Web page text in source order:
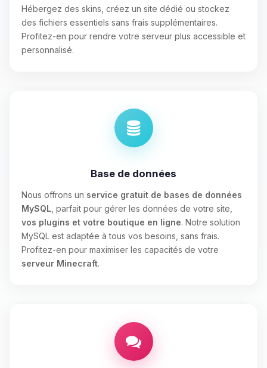
Hébergez des skins, créez un site dédié ou stockez
des fichiers essentiels sans frais supplémentaires.
Profitez-en pour rendre votre serveur plus accessible et
personnalisé.
Base de données
Nous offrons un service gratuit de bases de données
MySQL , parfait pour gérer les données de votre site,
vos plugins et votre boutique en ligne. Notre solution
MySQL est adaptée à tous vos besoins, sans frais.
Profitez-en pour maximiser les capacités de votre
serveur Minecraft.